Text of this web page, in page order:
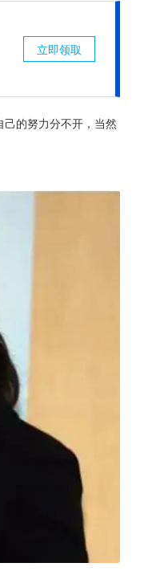
立即领取
的努力分不开，当然